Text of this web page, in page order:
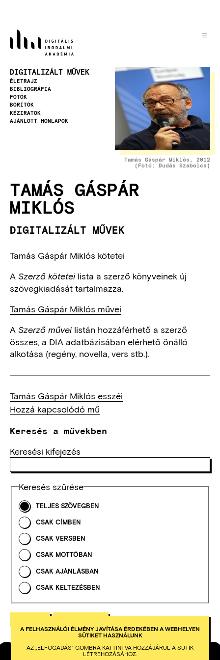
Kép
Tamás Gáspár Miklós, 2012
(Fotó: Dudás Szabolcs)
DIGITALIZÁLT MŰVEK
ÉLETRAJZ
BIBLIOGRÁFIA
FOTÓK
BORÍTÓK
KÉZIRATOK
AJÁNLOTT HONLAPOK
TAMÁS GÁSPÁR
MIKLÓS
DIGITALIZÁLT MŰVEK
Tamás Gáspár Miklós kötetei
A Szerző köteteilista a szerző könyveinek új
szövegkiadását tartalmazza.
Tamás Gáspár Miklós művei
A Szerző műveilistán hozzáférhető a szerző
összes, a DIA adatbázisában elérhető önálló
alkotása (regény, novella, vers stb.).
Tamás Gáspár Miklós esszéi
Hozzá kapcsolódó mű
Keresés a művekben
Keresési kifejezés
Keresés szűrése
TELJES SZÖVEGBEN
CSAK CÍMBEN
CSAK VERSBEN
CSAK MOTTÓBAN
CSAK AJÁNLÁSBAN
CSAK KELTEZÉSBEN
A FELHASZNÁLÓI ÉLMÉNY JAVÍTÁSA ÉRDEKÉBEN A WEBHELYEN
SÜTIKET HASZNÁLUNK
AZ „ELFOGADÁS” GOMBRA KATTINTVA HOZZÁJÁRUL A SÜTIK
LÉTREHOZÁSÁHOZ.